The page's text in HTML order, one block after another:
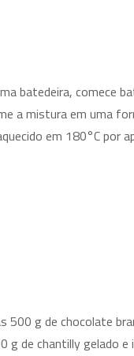
batedeira, comece
a mistura em uma
em 180°C por
500 g de chocolate
g de chantilly gelado